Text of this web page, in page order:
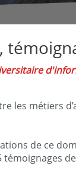
les métiers
de ce